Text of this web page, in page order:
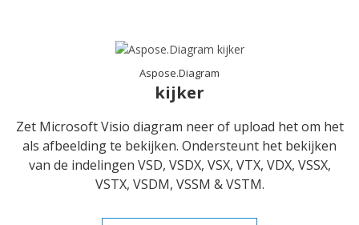
Aspose.Diagram
kijker
Zet Microsoft Visio diagram neer of upload het om het
als afbeelding te bekijken. Ondersteunt het bekijken
van de indelingen VSD, VSDX, VSX, VTX, VDX, VSSX,
VSTX, VSDM, VSSM & VSTM.